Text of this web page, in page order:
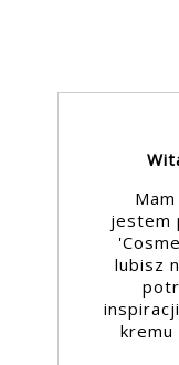
jestem
lubisz